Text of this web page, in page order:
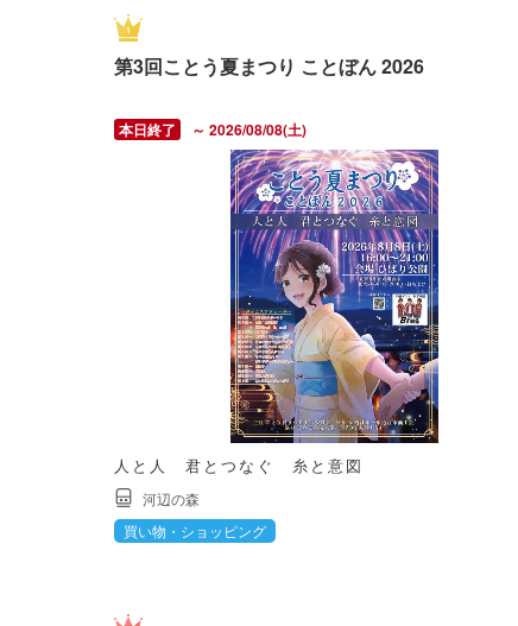
第3回ことう夏まつり ことぼん 2026
～ 2026/08/08(土)
人と人 君とつなぐ 糸と意図
河辺の森
買い物・ショッピング